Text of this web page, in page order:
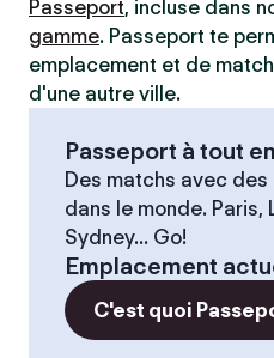
Passeport, incluse dans
gamme. Passeport te
emplacement et de
d'une autre ville.
Passeport à tout
Des matchs avec
dans le monde. Paris,
Sydney... Go!
Emplacement
C'est quoi